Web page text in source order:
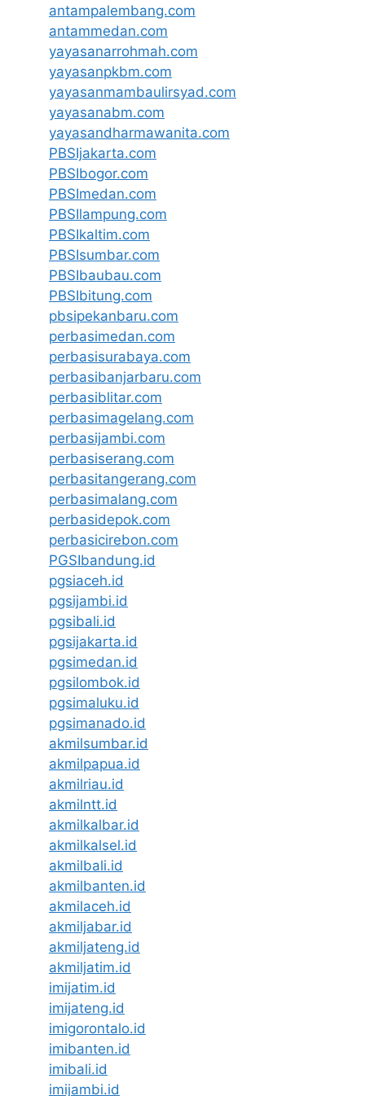
antampalembang.com
antammedan.com
yayasanarrohmah.com
yayasanpkbm.com
yayasanmambaulirsyad.com
yayasanabm.com
yayasandharmawanita.com
PBSIjakarta.com
PBSIbogor.com
PBSImedan.com
PBSIlampung.com
PBSIkaltim.com
PBSIsumbar.com
PBSIbaubau.com
PBSIbitung.com
pbsipekanbaru.com
perbasimedan.com
perbasisurabaya.com
perbasibanjarbaru.com
perbasiblitar.com
perbasimagelang.com
perbasijambi.com
perbasiserang.com
perbasitangerang.com
perbasimalang.com
perbasidepok.com
perbasicirebon.com
PGSIbandung.id
pgsiaceh.id
pgsijambi.id
pgsibali.id
pgsijakarta.id
pgsimedan.id
pgsilombok.id
pgsimaluku.id
pgsimanado.id
akmilsumbar.id
akmilpapua.id
akmilriau.id
akmilntt.id
akmilkalbar.id
akmilkalsel.id
akmilbali.id
akmilbanten.id
akmilaceh.id
akmiljabar.id
akmiljateng.id
akmiljatim.id
imijatim.id
imijateng.id
imigorontalo.id
imibanten.id
imibali.id
imijambi.id